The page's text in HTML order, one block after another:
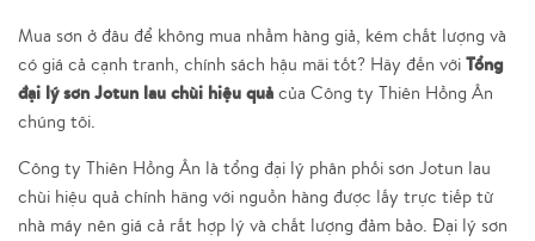
Mua sơn ở đâu để không mua nhầm hàng giả, kém chất lượng và
có giá cả cạnh tranh, chính sách hậu mãi tốt? Hãy đến với Tổng
đại lý sơn Jotun lau chùi hiệu quả của Công ty Thiên Hồng Ân
chúng tôi.
Công ty Thiên Hồng Ân là tổng đại lý phân phối sơn Jotun lau
chùi hiệu quả chính hãng với nguồn hàng được lấy trực tiếp từ
nhà máy nên giá cả rất hợp lý và chất lượng đảm bảo. Đại lý sơn